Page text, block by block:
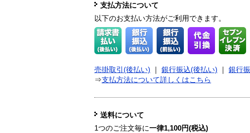
支払方法について
以下のお支払い方法がご利用できます。
売掛取引(後払い) 銀行振込(後払い) 銀行
⇒支払方法について詳しくはこちら
送料について
1つのご注文毎に一律1,100円(税込)